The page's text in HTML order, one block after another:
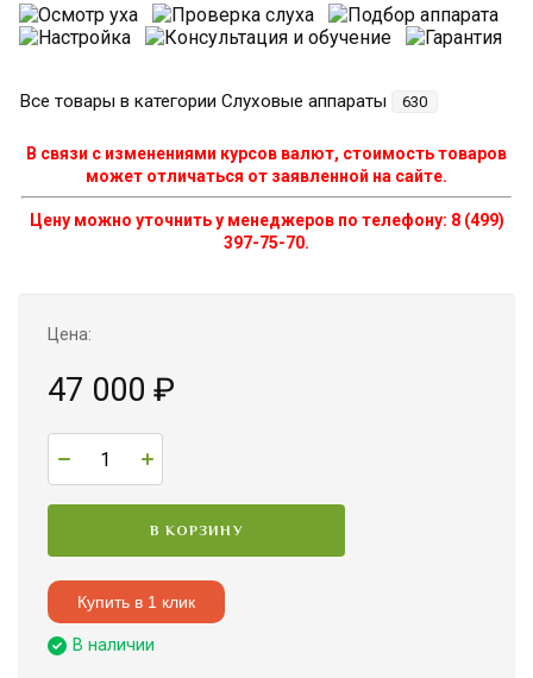
Все товары в категории Слуховые аппараты 630
В связи с изменениями курсов валют, стоимость товаров
может отличаться от заявленной на сайте.
Цену можно уточнить у менеджеров по телефону: 8 (499)
397-75-70.
Цена:
47 000 ₽
В КОРЗИНУ
Купить в 1 клик
В наличии